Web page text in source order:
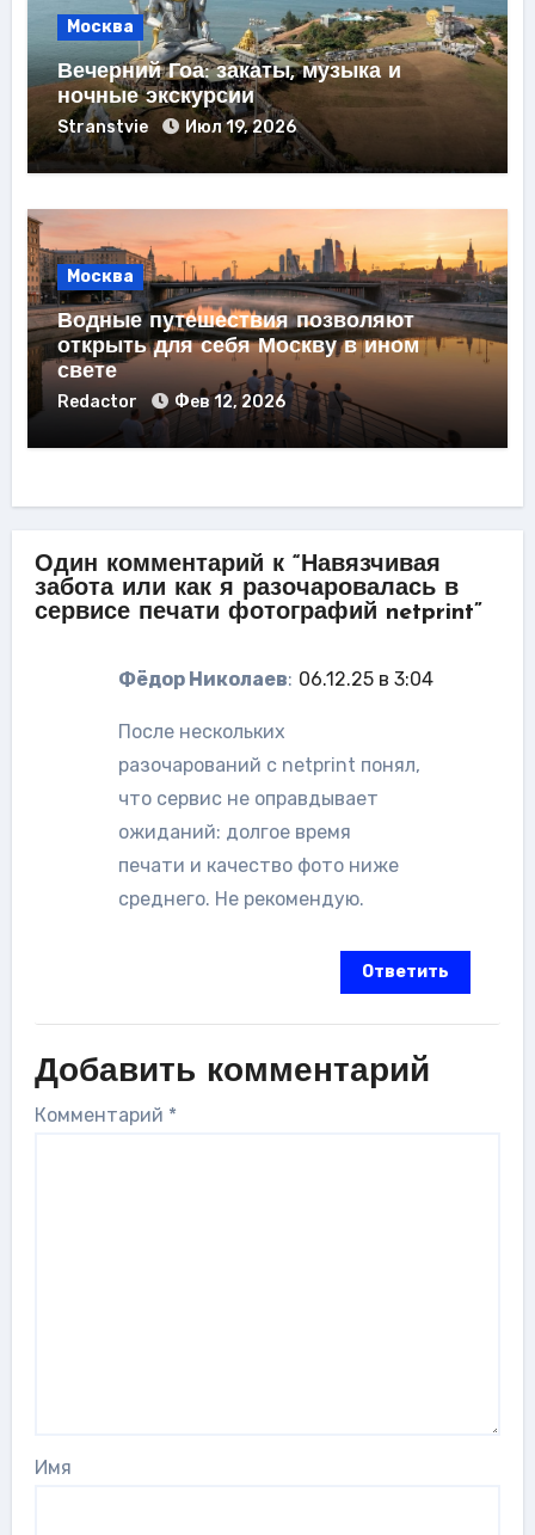
Москва
Вечерний Гоа: закаты, музыка и
ночные экскурсии
Stranstvie Июл 19, 2026
Москва
Водные путешествия позволяют
открыть для себя Москву в ином
свете
Redactor Фев 12, 2026
Один комментарий к “Навязчивая
забота или как я разочаровалась в
сервисе печати фотографий netprint”
Фёдор Николаев: 06.12.25 в 3:04
После нескольких
разочарований с netprint понял,
что сервис не оправдывает
ожиданий: долгое время
печати и качество фото ниже
среднего. Не рекомендую.
Ответить
Добавить комментарий
Комментарий *
Имя